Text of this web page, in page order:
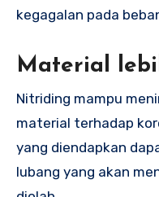
kegagalan pada
Material
Nitriding mampu
material terhadap
yang diendapkan
lubang yang akan